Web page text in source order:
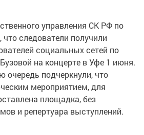
управления СК РФ по
следователи получили
социальных сетей по
на концерте в Уфе 1 июня.
очередь подчеркнули, что
мероприятием, для
площадка, без
и репертуара выступлений.